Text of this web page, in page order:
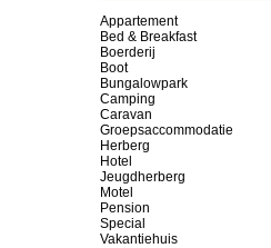
Appartement
Bed & Breakfast
Boerderij
Boot
Bungalowpark
Camping
Caravan
Groepsaccommodatie
Herberg
Hotel
Jeugdherberg
Motel
Pension
Special
Vakantiehuis